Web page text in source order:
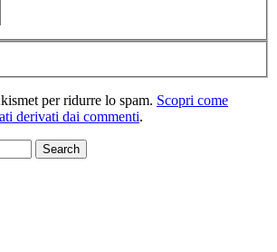
per ridurre lo spam. Scopri come
derivati dai commenti.